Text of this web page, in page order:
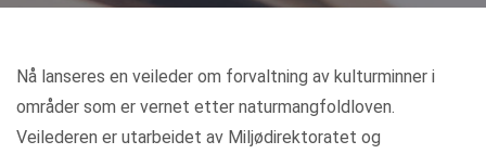
Nå lanseres en veileder om forvaltning av kulturminner i
områder som er vernet etter naturmangfoldloven.
Veilederen er utarbeidet av Miljødirektoratet og